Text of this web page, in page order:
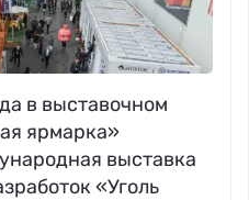
в выставочном
ярмарка»
выставка
«Уголь